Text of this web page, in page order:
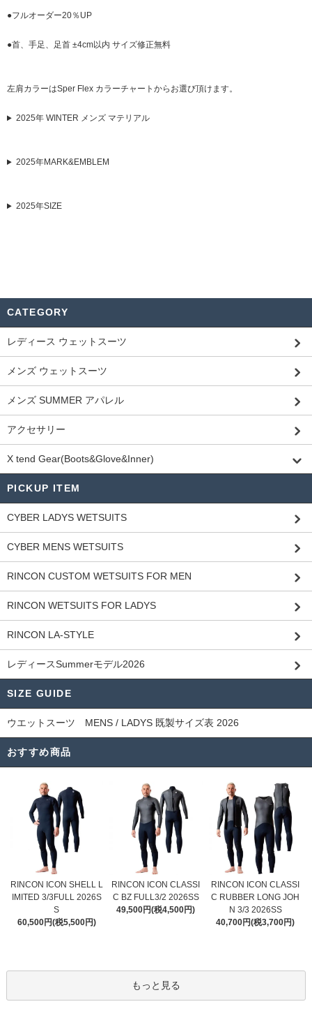
●フルオーダー20％UP
●首、手足、足首 ±4cm以内 サイズ修正無料
左肩カラーはSper Flex カラーチャートからお選び頂けます。
2025年 WINTER メンズ マテリアル
2025年MARK&EMBLEM
2025年SIZE
CATEGORY
レディース ウェットスーツ
メンズ ウェットスーツ
メンズ SUMMER アパレル
アクセサリー
X tend Gear(Boots&Glove&Inner)
PICKUP ITEM
CYBER LADYS WETSUITS
CYBER MENS WETSUITS
RINCON CUSTOM WETSUITS FOR MEN
RINCON WETSUITS FOR LADYS
RINCON LA-STYLE
レディースSummerモデル2026
SIZE GUIDE
ウエットスーツ MENS / LADYS 既製サイズ表 2026
おすすめ商品
RINCON ICON SHELL L
IMITED 3/3FULL 2026S
S
60,500円(税5,500円)
RINCON ICON CLASSI
C BZ FULL3/2 2026SS
49,500円(税4,500円)
RINCON ICON CLASSI
C RUBBER LONG JOH
N 3/3 2026SS
40,700円(税3,700円)
もっと見る